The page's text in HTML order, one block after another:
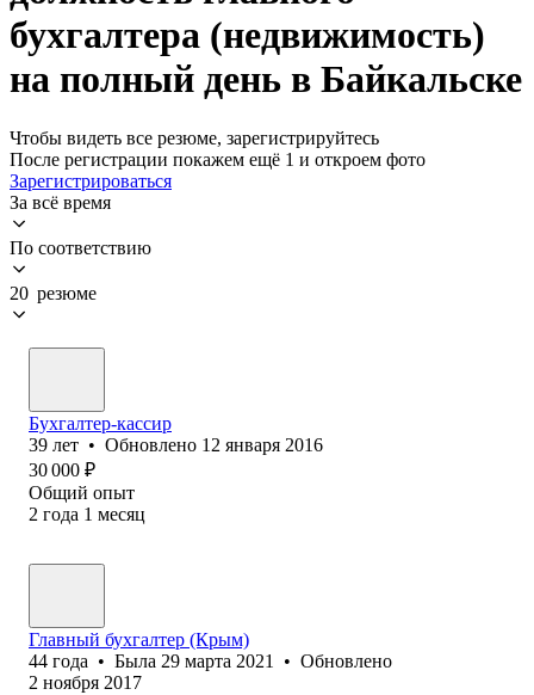
бухгалтера (недвижимость)
на полный день в Байкальске
Чтобы видеть все резюме, зарегистрируйтесь
После регистрации покажем ещё 1 и откроем фото
Зарегистрироваться
За всё время
По соответствию
20 резюме
Бухгалтер-кассир
39 лет • Обновлено 12 января 2016
30 000 ₽
Общий опыт
2 года 1 месяц
Главный бухг‎алтер (Крым)
44 года • Была 29 марта 2021 • Обновлено
2 ноября 2017